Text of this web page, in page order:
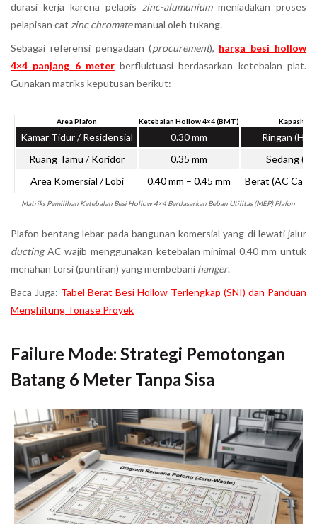
durasi kerja karena pelapis zinc-alumuniummeniadakan proses
pelapisan cat zinc chromatemanual oleh tukang.
Sebagai referensi pengadaan (procurement), harga besi hollow
4×4 panjang 6 meterberfluktuasi berdasarkan ketebalan plat.
Gunakan matriks keputusan berikut:
Area Plafon Ketebalan Hollow 4×4 (BMT) Kapasitas
Kamar Tidur / Residensial 0.30 mm
Ringan
Ruang Tamu / Koridor
0.35 mm
Sedang
Area Komersial / Lobi
0.40 mm – 0.45 mm Berat (AC
Matriks Pemilihan Ketebalan Besi Hollow 4×4 Berdasarkan Beban Utilitas (MEP) Plafon
Plafon bentang lebar pada bangunan komersial yang di lewati jalur
ductingAC wajib menggunakan ketebalan minimal 0.40 mm untuk
menahan torsi (puntiran) yang membebani hanger.
Baca Juga: Tabel Berat Besi Hollow Terlengkap (SNI) dan Panduan
Menghitung Tonase Proyek
Failure Mode: Strategi Pemotongan
Batang 6 Meter Tanpa Sisa